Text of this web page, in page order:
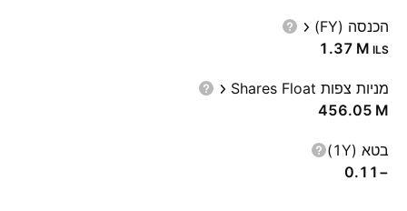
הכנסה (FY)
‪1.37 M‬ ILS
מניות צפות Shares Float
‪456.05 M‬
בטא (1Y)
−0.11